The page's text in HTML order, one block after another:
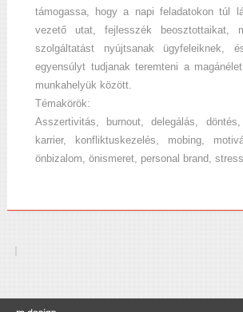
támogassa, hogy a napi feladatokon túl
vezető utat, fejlesszék beosztottaikat,
szolgáltatást nyújtsanak ügyfeleiknek,
egyensúlyt tudjanak teremteni a
munkahelyük között.
Témakörök:
Asszertivitás, burnout, delegálás, döntés,
karrier, konfliktuskezelés, mobing,
önbizalom, önismeret, personal brand,